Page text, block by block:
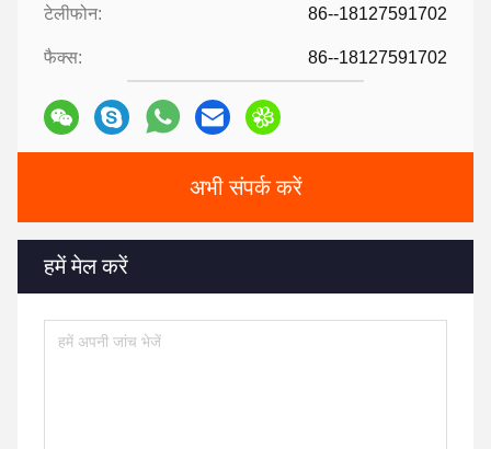
टेलीफोन: 86--18127591702
फैक्स: 86--18127591702
अभी संपर्क करें
हमें मेल करें